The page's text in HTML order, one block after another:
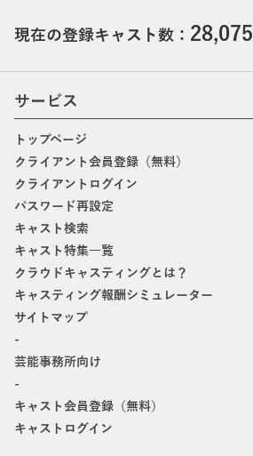
現在の登録キャスト数： 28,075
サービス
トップページ
クライアント会員登録（無料）
クライアントログイン
パスワード再設定
キャスト検索
キャスト特集一覧
クラウドキャスティングとは？
キャスティング報酬シミュレーター
サイトマップ
-
芸能事務所向け
-
キャスト会員登録（無料）
キャストログイン